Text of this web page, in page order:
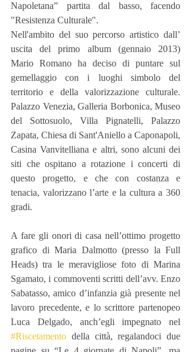
Napoletana” partita dal basso, facendo
"Resistenza Culturale".
Nell'ambito del suo percorso artistico dall’
uscita del primo album (gennaio 2013)
Mario Romano ha deciso di puntare sul
gemellaggio con i luoghi simbolo del
territorio e della valorizzazione culturale.
Palazzo Venezia, Galleria Borbonica, Museo
del Sottosuolo, Villa Pignatelli, Palazzo
Zapata, Chiesa di Sant'Aniello a Caponapoli,
Casina Vanvitelliana e altri, sono alcuni dei
siti che ospitano a rotazione i concerti di
questo progetto, e che con costanza e
tenacia, valorizzano l’arte e la cultura a 360
gradi.
A fare gli onori di casa nell’ottimo progetto
grafico di Maria Dalmotto (presso la Full
Heads) tra le meravigliose foto di Marina
Sgamato, i commoventi scritti dell’avv. Enzo
Sabatasso, amico d’infanzia già presente nel
lavoro precedente, e lo scrittore partenopeo
#Riscetamento della città, regalandoci due